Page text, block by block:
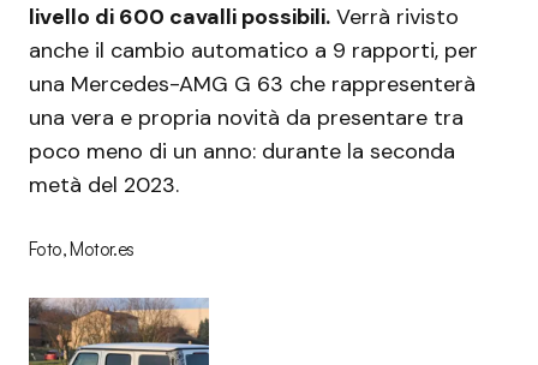
livello di 600 cavalli possibili. Verrà rivisto
anche il cambio automatico a 9 rapporti, per
una Mercedes-AMG G 63 che rappresenterà
una vera e propria novità da presentare tra
poco meno di un anno: durante la seconda
metà del 2023.
Foto, Motor.es